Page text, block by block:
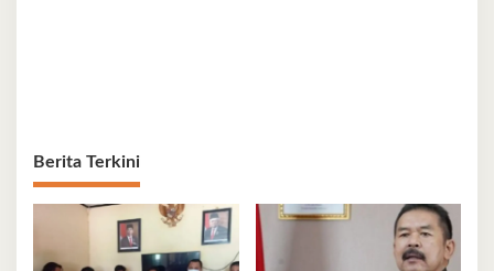
Berita Terkini